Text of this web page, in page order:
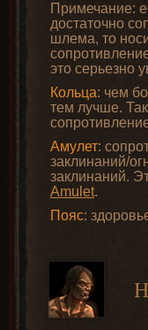
Примечание:
достаточно
шлема, то
это серьезно
Кольца: чем
тем лучше.
Амулет:
заклинаний/
заклинаний.
Amulet.
Пояс: